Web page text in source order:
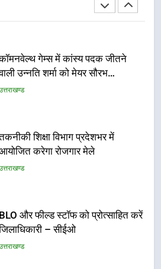
थपलियाल ने किया सम्मानित
उत्तराखण्ड
उत्तराखण्ड
उत्तराखण्ड